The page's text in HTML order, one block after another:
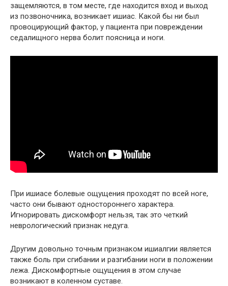
защемляются, в том месте, где находится вход и выход
из позвоночника, возникает ишиас. Какой бы ни был
провоцирующий фактор, у пациента при повреждении
седалищного нерва болит поясница и ноги.
При ишиасе болевые ощущения проходят по всей ноге,
часто они бывают одностороннего характера.
Игнорировать дискомфорт нельзя, так это четкий
неврологический признак недуга.
Другим довольно точным признаком ишиалгии является
также боль при сгибании и разгибании ноги в положении
лежа. Дискомфортные ощущения в этом случае
возникают в коленном суставе.